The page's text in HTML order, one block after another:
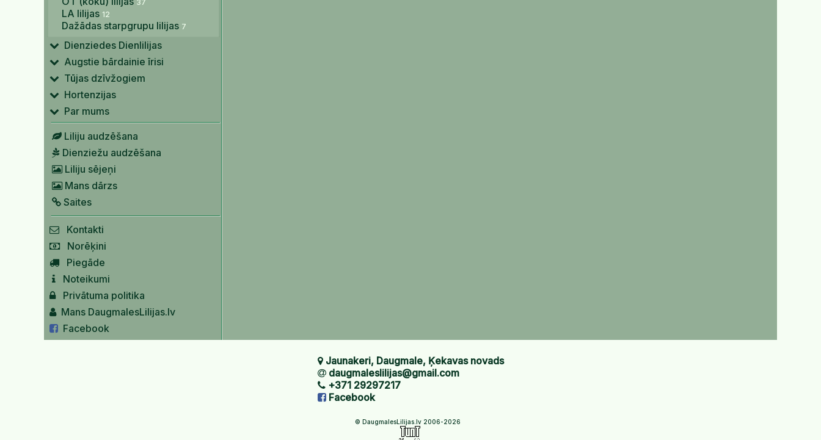
37
LA lilijas 12
Dažādas starpgrupu lilijas 7
Dienziedes Dienlilijas
Augstie bārdainie īrisi
Tūjas dzīvžogiem
Hortenzijas
Par mums
Liliju audzēšana
Dienziežu audzēšana
Liliju sējeņi
Mans dārzs
Saites
Kontakti
Norēķini
Piegāde
Noteikumi
Privātuma politika
Mans DaugmalesLilijas.lv
Facebook
Jaunakeri, Daugmale, Ķekavas novads
daugmaleslilijas@gmail.com
+371 29297217
Facebook
© DaugmalesLilijas.lv 2006-2026